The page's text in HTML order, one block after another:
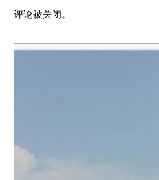
评论被关闭。